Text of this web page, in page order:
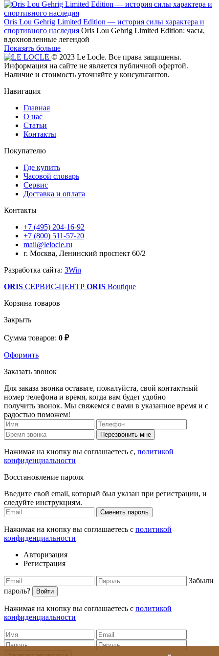
Oris Lou Gehrig Limited Edition — история силы характера и
спортивного наследия Oris Lou Gehrig Limited Edition: часы,
вдохновленные легендой
Показать больше
© 2023 Le Locle. Все права защищены.
Информация на сайте не является публичной офертой.
Наличие и стоимость уточняйте у консультантов.
Навигация
Главная
О нас
Статьи
Контакты
Покупателю
Где купить
Часовой словарь
Сервис
Доставка и оплата
Контакты
+7 (495) 204-16-92
+7 (800) 511-57-20
mail@lelocle.ru
г. Москва, Ленинский проспект 60/2
Разработка сайта: 3Win
ORIS СЕРВИС-ЦЕНТР ORIS Boutique
Корзина товаров
Закрыть
Сумма товаров: 0 ₽
Оформить
Заказать звонок
Для заказа звонка оставьте, пожалуйста, свой контактный
номер телефона и время, когда вам будет удобно
получить звонок. Мы свяжемся с вами в указанное время и с
радостью поможем!
Перезвонить мне
Нажимая на кнопку вы соглашаетесь с, политикой
конфиденциальности
Восстановление пароля
Введите свой email, который был указан при регистрации, и
следуйте инструкциям.
Сменить пароль
Нажимая на кнопку вы соглашаетесь с политикой
конфиденциальности
Авторизация
Регистрация
Забыли
пароль?
Войти
Нажимая на кнопку вы соглашаетесь с политикой
конфиденциальности